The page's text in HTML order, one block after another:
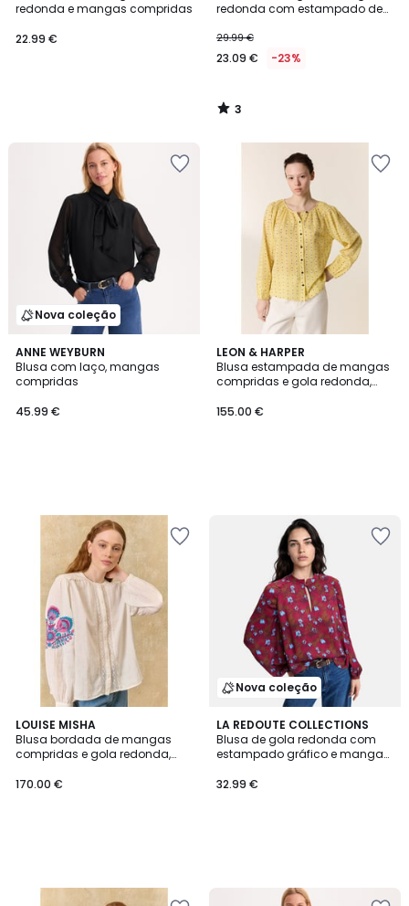
redonda e mangas compridas
22.99 €
redonda com estampado de
29.99 €
23.09 € -23%
5
3
/
Nova coleção
ANNE WEYBURN
Blusa com laço, mangas
compridas
45.99 €
LEON & HARPER
Blusa estampada de mangas
compridas e gola redonda,
155.00 €
LOUISE MISHA
Blusa bordada de mangas
compridas e gola redonda,
170.00 €
Nova coleção
LA REDOUTE COLLECTIONS
Blusa de gola redonda com
estampado gráfico e mangas
32.99 €